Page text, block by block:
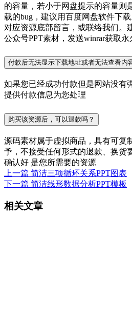
的容量，若小于网盘提示的容量则
载的bug，建议用百度网盘软件下
对应资源底部留言，或联络我们。
公众号PPT素材，发送winrar获取永
付款后无法显示下载地址或者无法查看内
如果您已经成功付款但是网站没有
提供付款信息为您处理
购买该资源后，可以退款吗？
源码素材属于虚拟商品，具有可复
予，不接受任何形式的退款、换货
确认好 是您所需要的资源
上一篇 简洁三项循环关系PPT图表
下一篇 简洁线形数据分析PPT模板
相关文章